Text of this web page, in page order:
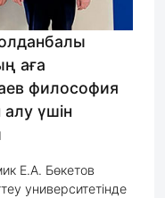
аға
философия
үшін
Е.А. Бөкетов
университетінде